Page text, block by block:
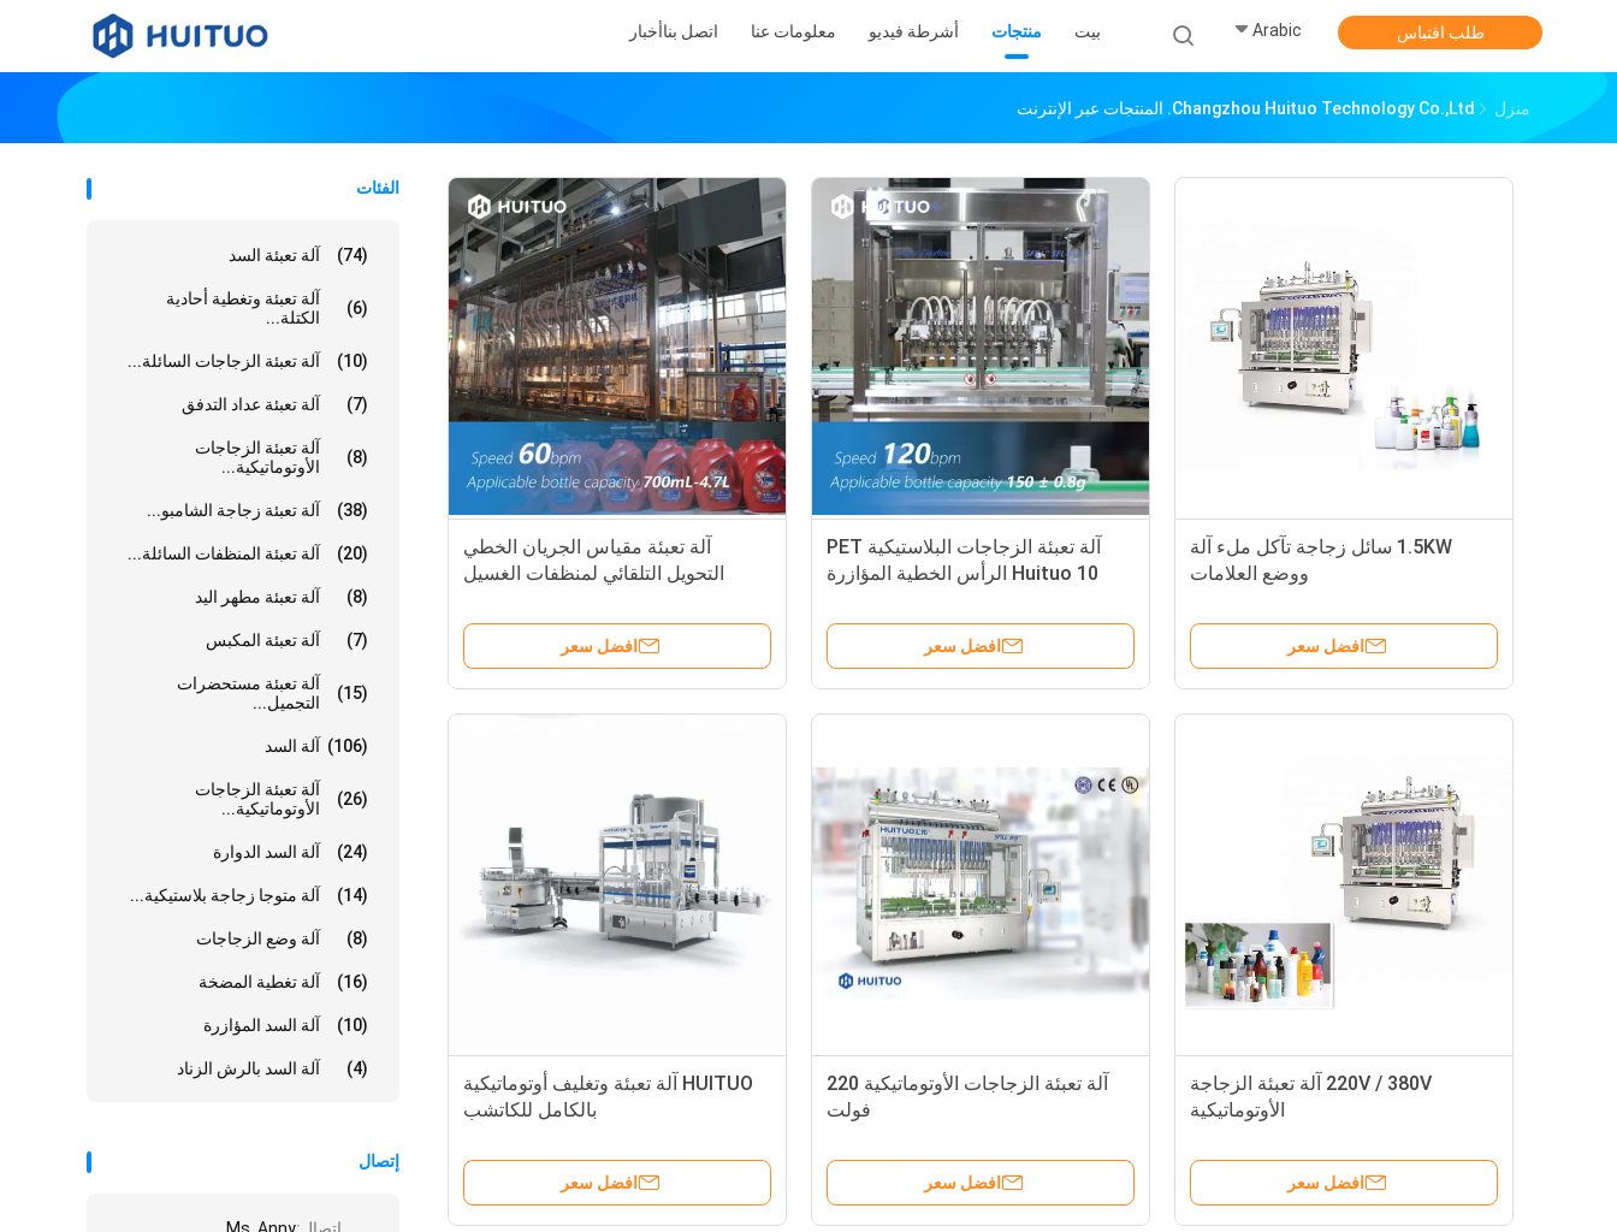
بيت منتجات أشرطة فيديو معلومات عنا اتصل بناأخبار Arabic طلب اقتباس
منزل Changzhou Huituo Technology Co.,ltd. المنتجات عبر الإنترنت
الفئات
آلة تعبئة السد (74)
آلة تعبئة وتغطية أحادية
الكتلة...
(6)
آلة تعبئة الزجاجات السائلة... (10)
آلة تعبئة عداد التدفق (7)
آلة تعبئة الزجاجات
الأوتوماتيكية...
(8)
آلة تعبئة زجاجة الشامبو... (38)
آلة تعبئة المنظفات السائلة... (20)
آلة تعبئة مطهر اليد (8)
آلة تعبئة المكبس (7)
آلة تعبئة مستحضرات
التجميل...
(15)
آلة السد (106)
آلة تعبئة الزجاجات
الأوتوماتيكية...
(26)
آلة السد الدوارة (24)
آلة متوجا زجاجة بلاستيكية... (14)
آلة وضع الزجاجات (8)
آلة تغطية المضخة (16)
آلة السد المؤازرة (10)
آلة السد بالرش الزناد (4)
إتصال
آلة تعبئة مقياس الجريان الخطي
التحويل التلقائي لمنظفات الغسيل
افضل سعر
آلة تعبئة الزجاجات البلاستيكية PET
Huituo 10 الرأس الخطية المؤازرة
افضل سعر
1.5KW سائل زجاجة تآكل ملء آلة
ووضع العلامات
افضل سعر
HUITUO آلة تعبئة وتغليف أوتوماتيكية
بالكامل للكاتشب
افضل سعر
آلة تعبئة الزجاجات الأوتوماتيكية 220
فولت
افضل سعر
220V / 380V آلة تعبئة الزجاجة
الأوتوماتيكية
افضل سعر